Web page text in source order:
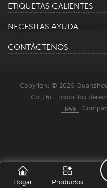
ETIQUETAS CALIENTES
NECESITAS AYUDA
CONTÁCTENOS
Copyright © 2026
Co.,Ltd.. Todos los
Hogar Productos